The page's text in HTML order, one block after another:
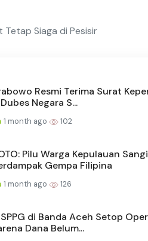
Tetap Siaga di Pesisir
Resmi Terima Surat
Negara S...
1 month ago 102
Pilu Warga Kepulauan
Gempa Filipina
1 month ago 126
di Banda Aceh Setop
Dana Belum...